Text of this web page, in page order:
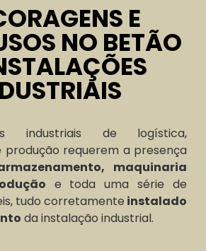
E
NO BETÃO
industriais de logística,
produção requerem a presença
maquinaria
e toda uma série de
tudo corretamente instalado
da instalação industrial.